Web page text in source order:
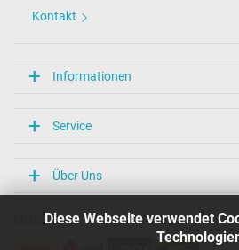
Diese Webseite verwendet
Kontakt
Informationen
Service
Über Uns
Unsere Versandarten